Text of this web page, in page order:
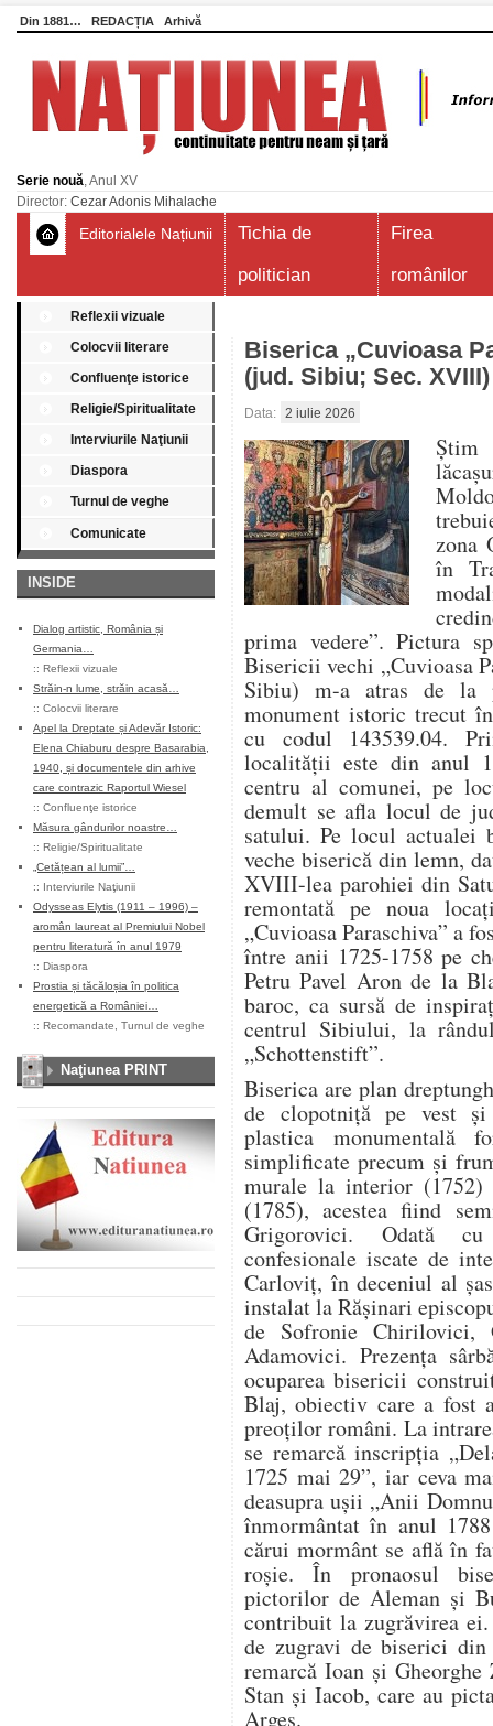
Din 1881… REDACȚIA Arhivă
Serie nouă, Anul XV
Director: Cezar Adonis Mihalache
Editorialele Națiunii
Tichia de
politician
Firea
românilor
Reflexii vizuale
Colocvii literare
Confluenţe istorice
Religie/Spiritualitate
Interviurile Naţiunii
Diaspora
Turnul de veghe
Comunicate
INSIDE
Dialog artistic, România și
Germania…
:: Reflexii vizuale
Străin-n lume, străin acasă…
:: Colocvii literare
Apel la Dreptate și Adevăr Istoric:
Elena Chiaburu despre Basarabia,
1940, și documentele din arhive
care contrazic Raportul Wiesel
:: Confluenţe istorice
Măsura gândurilor noastre…
:: Religie/Spiritualitate
„Cetățean al lumii”…
:: Interviurile Naţiunii
Odysseas Elytis (1911 – 1996) –
aromân laureat al Premiului Nobel
pentru literatură în anul 1979
:: Diaspora
Prostia și tăcăloșia în politica
energetică a României…
:: Recomandate Turnul de veghe
Naţiunea PRINT
Biserica „Cuvioasa
(jud. Sibiu; Sec. XVIII)
Data: 2 iulie 2026
Știm
zona
în
prima vedere”. Pictura
Bisericii vechi „Cuvioasa
Sibiu) m-a atras de la
monument istoric trecut
cu codul 143539.04.
localității este din anul
centru al comunei, pe
demult se afla locul de
satului. Pe locul
veche biserică din lemn,
XVIII-lea parohiei din
remontată pe noua
„Cuvioasa Paraschiva” a
între anii 1725-1758 pe
Petru Pavel Aron de la
baroc, ca sursă de
centrul Sibiului, la
„Schottenstift”.
Biserica are plan
de clopotniță pe vest
plastica monumentală
simplificate precum și
murale la interior (1752)
(1785), acestea fiind
Grigorovici. Odată
confesionale iscate de
Carloviț, în deceniul al
instalat la Rășinari
de Sofronie Chirilovici,
Adamovici. Prezența
ocuparea bisericii
Blaj, obiectiv care a fost
preoților români. La
se remarcă inscripția
1725 mai 29”, iar ceva
deasupra ușii „Anii
înmormântat în anul
cărui mormânt se află în
roșie. În pronaosul
pictorilor de Aleman și
contribuit la zugrăvirea
de zugravi de biserici
remarcă Ioan și
Stan și Iacob, care au
Argeș.